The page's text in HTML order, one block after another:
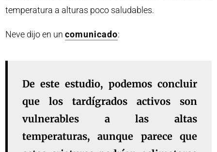
temperatura a alturas poco saludables.
Neve dijo en uncomunicado:
De este estudio, podemos concluir
que los tardígrados activos son
vulnerables a las altas
temperaturas, aunque parece que